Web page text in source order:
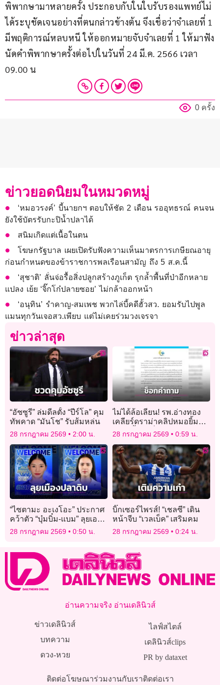
พิพากษามาหลายครั้ง ประกอบกับในใบรับรองแพทย์ไม่
ได้ระบุชัดเจนอย่างที่ตนกล่าวข้างต้น จึงเชื่อว่าจำเลยที่ 1
มีพฤติการณ์หลบหนี ให้ออกหมายจับจำเลยที่ 1 ให้มาฟัง
นัดคำพิพากษาครั้งต่อไปในวันที่ 24 มี.ค. 2566 เวลา
09.00 น
0 ครั้ง
ข่าวยอดนิยมในหมวดหมู่
‘หมอวรงค์’ บี้นายกฯ ตอบให้ชัด 2 เดือน รออุทธรณ์ คนจน
ยังใช้บัตรรับกะปิน้ำปลาได้
สนิมเกิดแต่เนื้อในตน
โฆษกรัฐบาล เผยเปิดรับฟังความเห็นมาตรการเกษียณอายุ
ก่อนกำหนดของข้าราชการพลเรือนสามัญ ถึง 5 ส.ค.นี้
‘สุชาติ’ ลั่นจ่อรื้อสิ่งปลูกสร้างภูเก็ต รุกล้ำพื้นที่ป่าอีกหลาย
แปลง เย้ย ‘จิ๊กโก๋ปลายซอย’ ไม่กล้าออกหน้า
‘อนุทิน’ รำคาญ-สมเพช พวกไล่บี้คดีฮั้วสว. ยอมรับไปพูล
แมนทุกวันเจอสว.เพียบ แต่ไม่เคยร่วมวงเจรจา
ข่าวล่าสุด
“อัซซูรี” ล่มดีลตั้ง “ปีร์โล” คุม
ทัพคาด “มันโช” รับส้มหล่น
28 กรกฎาคม 2569 2:00 น.
ไม่ได้ล้อเลียน! รพ.อ่างทอง
เคลียร์ดราม่าคลิปหมอยิ้ม
แถลงย้ำแค่ช็อกคำถามนัก
28 กรกฎาคม 2569 0:59 น.
“ไซตามะ อะเงโอะ” ประกาศ
คว้าตัว “บุ๋มบิ๋ม-แบม” ลุยเอ
สวี.ลีก
28 กรกฎาคม 2569 0:50 น.
บิ๊กเซอร์ไพรส์! “เชลซี” เดิน
หน้าจีบ “เวลเบ็ค” เสริมคม
28 กรกฎาคม 2569 0:24 น.
อ่านความจริง อ่านเดลินิวส์
ข่าวเดลินิวส์
บทความ
ดวง-หวย
ไลฟ์สไตล์
เดลินิวส์clips
PR by dataxet
ติดต่อโฆษณาร่วมงานกับเราติดต่อเรา